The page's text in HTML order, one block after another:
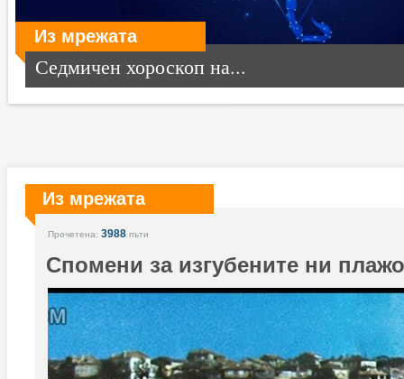
Из мрежата
Седмичен хороскоп на...
Из мрежата
Прочетена: 3988 пъти
Спомени за изгубените ни